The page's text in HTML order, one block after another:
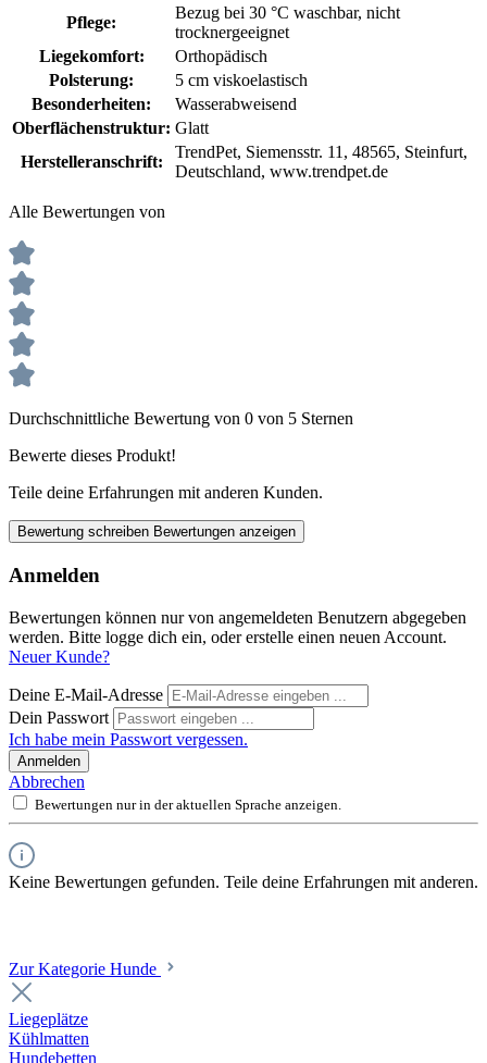
Pflege:
Bezug bei 30 °C waschbar, nicht
trocknergeeignet
Liegekomfort:
Orthopädisch
Polsterung:
5 cm viskoelastisch
Besonderheiten:
Wasserabweisend
Oberflächenstruktur: Glatt
Herstelleranschrift:
TrendPet, Siemensstr. 11, 48565, Steinfurt,
Deutschland, www.trendpet.de
Alle Bewertungen von
Durchschnittliche Bewertung von 0 von 5 Sternen
Bewerte dieses Produkt!
Teile deine Erfahrungen mit anderen Kunden.
Bewertung schreiben Bewertungen anzeigen
Anmelden
Bewertungen können nur von angemeldeten Benutzern abgegeben
werden. Bitte logge dich ein, oder erstelle einen neuen Account.
Neuer Kunde?
Deine E-Mail-Adresse
Dein Passwort
Ich habe mein Passwort vergessen.
Anmelden
Abbrechen
Bewertungen nur in der aktuellen Sprache anzeigen.
Keine Bewertungen gefunden. Teile deine Erfahrungen mit anderen.
Zur Kategorie Hunde
Liegeplätze
Kühlmatten
Hundebetten